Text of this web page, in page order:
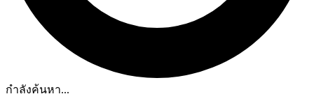
กำลังค้นหา...